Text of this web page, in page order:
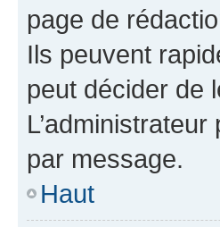
page de
Ils peuvent
peut décider de
par message.
Haut